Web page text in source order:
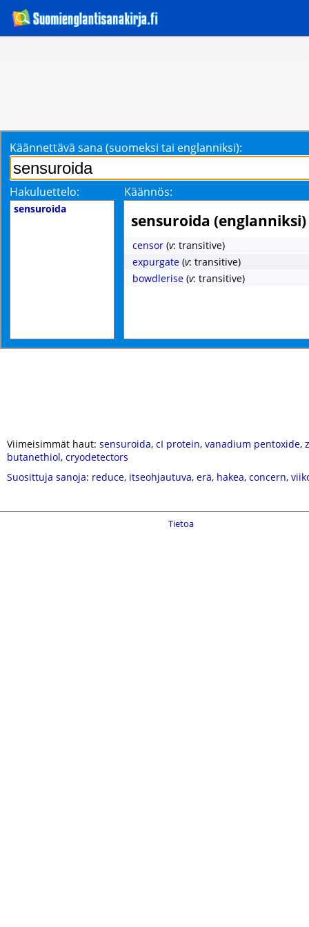
Käännettävä sana (suomeksi tai englanniksi):
Hakuluettelo: Käännös:
sensuroida
sensuroida (englanniksi)
censor (v: transitive)
expurgate (v: transitive)
bowdlerise (v: transitive)
Viimeisimmät haut: sensuroida, cI protein, vanadium pentoxide,
butanethiol, cryodetectors
Suosittuja sanoja: reduce, itseohjautuva, erä, hakea, concern,
Tietoa